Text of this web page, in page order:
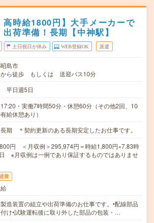
高時給1800円】大手メーカーで
荷準備！長期【中神駅】
土日祝日が休み WEB登録OK 派遣
島市
から徒歩 もしくは 送迎バス10分
平日週5日
・実働7時間50分・休憩60分（その他2回、10
給休憩あり）
期 ＊契約更新のある長期安定したお仕事です。
円 ＜月収例＞295,974円＝時給1,800円×7.83時
※月収例は一例であり保証するものではありませ
費
造装置の組立や出荷準備のお仕事です。•配線部品
け•試験運転後に取り外した部品の包装・…